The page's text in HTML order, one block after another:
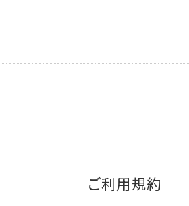
ご利用規約